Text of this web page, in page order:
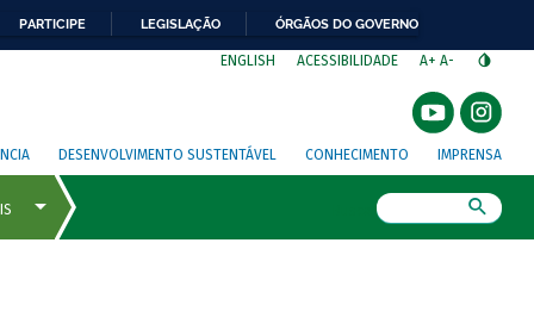
PARTICIPE LEGISLAÇÃO ÓRGÃOS DO GOVERNO
ENGLISH ACESSIBILIDADE A+ A-
DESENVOLVIMENTO SUSTENTÁVEL CONHECIMENTO IMPRENSA